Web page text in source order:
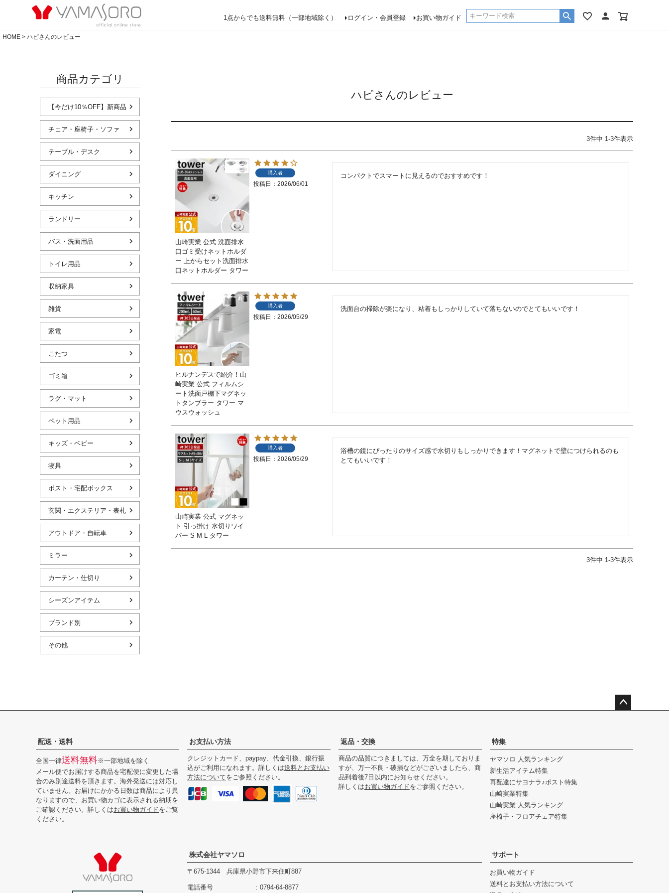
1点からでも送料無料（一部地域除く） ログイン・会員登録 お買い物ガイド
検索
HOME ハピさんのレビュー
商品カテゴリ
【今だけ10％OFF】新商品
チェア・座椅子・ソファ
テーブル・デスク
ダイニング
キッチン
ランドリー
バス・洗面用品
トイレ用品
収納家具
雑貨
家電
こたつ
ゴミ箱
ラグ・マット
ペット用品
キッズ・ベビー
寝具
ポスト・宅配ボックス
玄関・エクステリア・表札
アウトドア・自転車
ミラー
カーテン・仕切り
シーズンアイテム
ブランド別
その他
ハピさんのレビュー
3件中 1-3件表示
山崎実業 公式 洗面排水
口ゴミ受けネットホルダ
ー 上からセット洗面排水
口ネットホルダー タワー
購入者
投稿日 2026/06/01
コンパクトでスマートに見えるのでおすすめです！
ヒルナンデスで紹介！山
崎実業 公式 フィルムシ
ート洗面戸棚下マグネッ
トタンブラー タワー マ
ウスウォッシュ
購入者
投稿日 2026/05/29
洗面台の掃除が楽になり、粘着もしっかりしていて落ちないのでとてもいいです！
山崎実業 公式 マグネッ
ト 引っ掛け 水切りワイ
パー S M L タワー
購入者
投稿日 2026/05/29
浴槽の鏡にぴったりのサイズ感で水切りもしっかりできます！マグネットで壁につけられるのも
とてもいいです！
3件中 1-3件表示
配送・送料
全国一律送料無料※一部地域を除く
メール便でお届けする商品を宅配便に変更した場
合のみ別途送料を頂きます。海外発送には対応し
ていません。お届けにかかる日数は商品により異
なりますので、お買い物カゴに表示される納期を
ご確認ください。詳しくはお買い物ガイドをご覧
ください。
お支払い方法
クレジットカード、paypay、代金引換、銀行振
込がご利用になれます。詳しくは送料とお支払い
方法についてをご参照ください。
返品・交換
商品の品質につきましては、万全を期しておりま
すが、万一不良・破損などがございましたら、商
品到着後7日以内にお知らせください。
詳しくはお買い物ガイドをご参照ください。
特集
ヤマソロ 人気ランキング
新生活アイテム特集
再配達にサヨナラ♪ポスト特集
山崎実業特集
山崎実業 人気ランキング
座椅子・フロアチェア特集
株式会社ヤマソロ
675-1344 兵庫県小野市下来住町887
電話番号
0794-64-8877
サポート
お買い物ガイド
送料とお支払い方法について